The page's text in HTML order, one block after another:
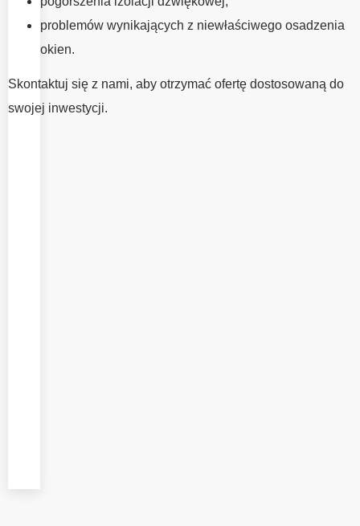
znaczenie jak
dobór
odpowiedniej
od jakości
wykonania
problemów wynikających z niewłaściwego osadzenia
okien.
Skontaktuj się z nami, aby otrzymać ofertę dostosowaną do
swojej inwestycji.